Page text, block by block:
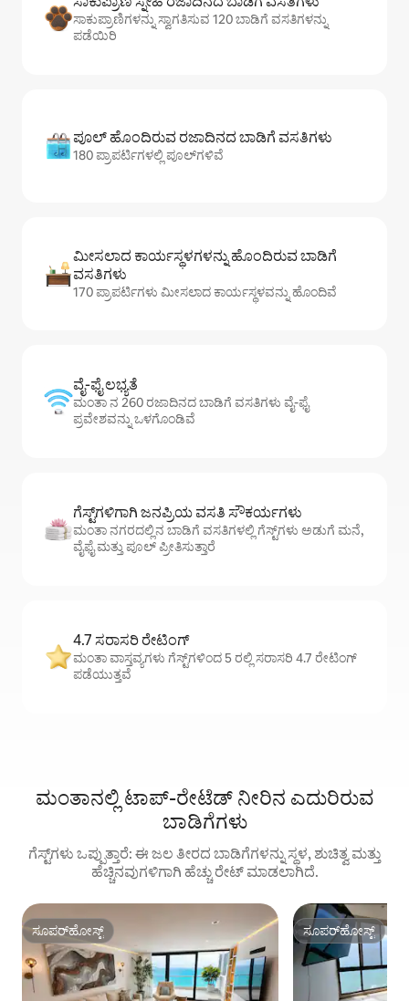
ಸಾಕುಪ್ರಾಣಿಗಳನ್ನು ಸ್ವಾಗತಿಸುವ 120 ಬಾಡಿಗೆ ವಸತಿಗಳನ್ನು
ಪಡೆಯಿರಿ
ಪೂಲ್ ಹೊಂದಿರುವ ರಜಾದಿನದ ಬಾಡಿಗೆ ವಸತಿಗಳು
180 ಪ್ರಾಪರ್ಟಿಗಳಲ್ಲಿ ಪೂಲ್‌‌‌‌‌‌‌‌‌ಗಳಿವೆ
ಮೀಸಲಾದ ಕಾರ್ಯಸ್ಥಳಗಳನ್ನು ಹೊಂದಿರುವ ಬಾಡಿಗೆ
ವಸತಿಗಳು
170 ಪ್ರಾಪರ್ಟಿಗಳು ಮೀಸಲಾದ ಕಾರ್ಯಸ್ಥಳವನ್ನು ಹೊಂದಿವೆ
ವೈ-ಫೈ ಲಭ್ಯತೆ
ಮಂತಾ ನ 260 ರಜಾದಿನದ ಬಾಡಿಗೆ ವಸತಿಗಳು ವೈ-ಫೈ
ಪ್ರವೇಶವನ್ನು ಒಳಗೊಂಡಿವೆ
ಗೆಸ್ಟ್‌ಗಳಿಗಾಗಿ ಜನಪ್ರಿಯ ವಸತಿ ಸೌಕರ್ಯಗಳು
ಮಂತಾ ನಗರದಲ್ಲಿನ ಬಾಡಿಗೆ ವಸತಿಗಳಲ್ಲಿ ಗೆಸ್ಟ್‌ಗಳು ಅಡುಗೆ ಮನೆ,
ವೈಫೈ ಮತ್ತು ಪೂಲ್ ಪ್ರೀತಿಸುತ್ತಾರೆ
4.7 ಸರಾಸರಿ ರೇಟಿಂಗ್
ಮಂತಾ ವಾಸ್ತವ್ಯಗಳು ಗೆಸ್ಟ್‌ಗಳಿಂದ 5 ರಲ್ಲಿ ಸರಾಸರಿ 4.7 ರೇಟಿಂಗ್
ಪಡೆಯುತ್ತವೆ
ಮಂತಾನಲ್ಲಿ ಟಾಪ್-ರೇಟೆಡ್ ನೀರಿನ ಎದುರಿರುವ
ಬಾಡಿಗೆಗಳು
ಗೆಸ್ಟ್‌ಗಳು ಒಪ್ಪುತ್ತಾರೆ: ಈ ಜಲ ತೀರದ ಬಾಡಿಗೆಗಳನ್ನು ಸ್ಥಳ, ಶುಚಿತ್ವ ಮತ್ತು
ಹೆಚ್ಚಿನವುಗಳಿಗಾಗಿ ಹೆಚ್ಚು ರೇಟ್ ಮಾಡಲಾಗಿದೆ.
ಸೂಪರ್‌ಹೋಸ್ಟ್
ಸೂಪರ್‌ಹೋಸ್ಟ್ ಸೂಪರ್‌ಹೋಸ್ಟ್
ಸೂಪರ್‌ಹೋಸ್ಟ್